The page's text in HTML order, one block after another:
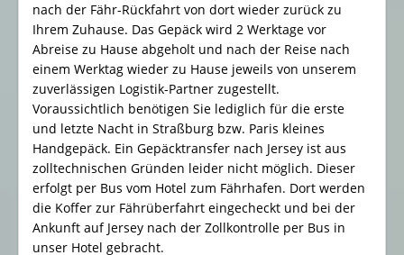
nach der Fähr-Rückfahrt von dort wieder zurück zu
Ihrem Zuhause. Das Gepäck wird 2 Werktage vor
Abreise zu Hause abgeholt und nach der Reise nach
einem Werktag wieder zu Hause jeweils von unserem
zuverlässigen Logistik-Partner zugestellt.
Voraussichtlich benötigen Sie lediglich für die erste
und letzte Nacht in Straßburg bzw. Paris kleines
Handgepäck. Ein Gepäcktransfer nach Jersey ist aus
zolltechnischen Gründen leider nicht möglich. Dieser
erfolgt per Bus vom Hotel zum Fährhafen. Dort werden
die Koffer zur Fährüberfahrt eingecheckt und bei der
Ankunft auf Jersey nach der Zollkontrolle per Bus in
unser Hotel gebracht.